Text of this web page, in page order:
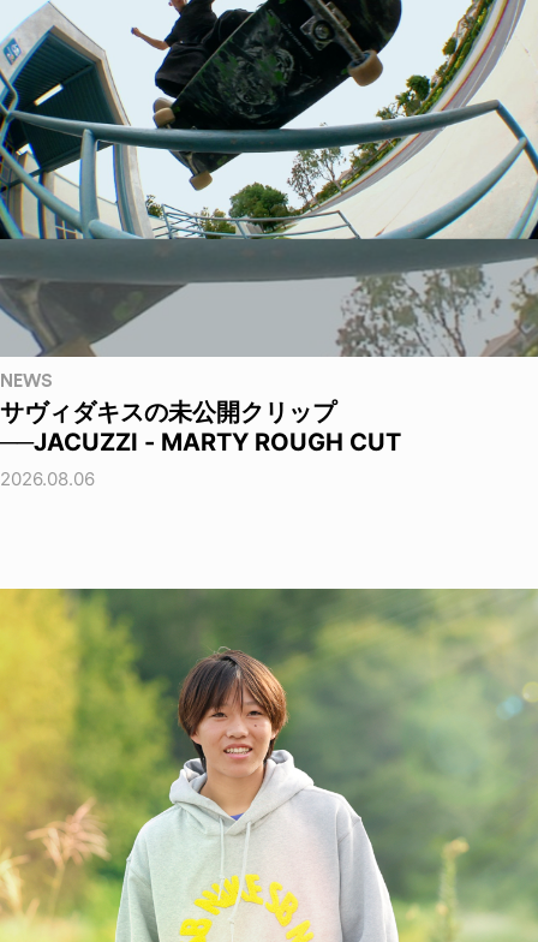
NEWS
サヴィダキスの未公開クリップ
──JACUZZI - MARTY ROUGH CUT
2026.08.06